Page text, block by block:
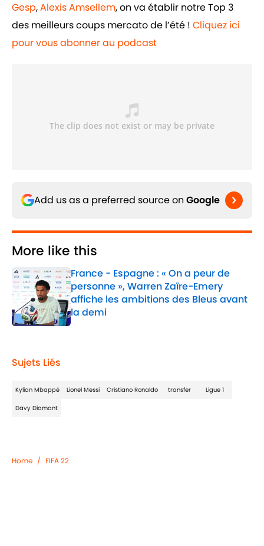
Gesp,Alexis Amsellem, on va établir notre Top 3
des meilleurs coups mercato de l’été ! Cliquez ici
pour vous abonner au podcast
Add us as a preferred source on Google
More like this
France - Espagne : « On a peur de
personne », Warren Zaïre-Emery
affiche les ambitions des Bleus avant
la demi
Published by on Invalid Date
Sujets Liés
Kylian Mbappé Lionel Messi Cristiano Ronaldo transfer Ligue 1
Davy Diamant
Home / FIFA 22